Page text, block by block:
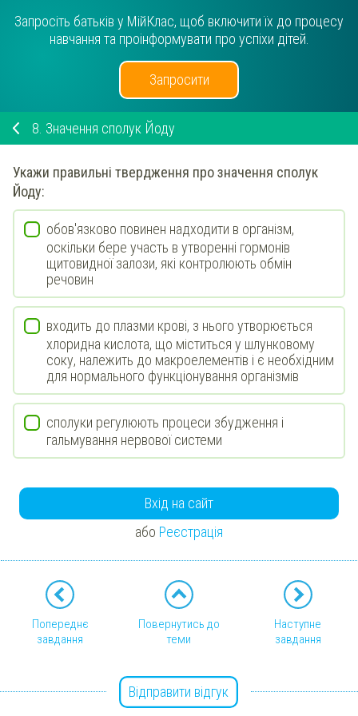
Запросіть батьків у МійКлас, щоб включити їх до процесу
навчання та проінформувати про успіхи дітей.
Запросити
8. Значення сполук Йоду
Укажи правильні твердження про значення сполук
Йоду:
обов'язково повинен надходити в організм,
оскільки бере участь в утворенні гормонів
щитовидної залози, які контролюють обмін
речовин
входить до плазми крові, з нього утворюється
хлоридна кислота, що міститься у шлунковому
соку, належить до макроелементів і є необхідним
для нормального функціонування організмів
сполуки регулюють процеси збудження і
гальмування нервової системи
Вхід на сайт
або Реєстрація
Попереднє
завдання
Повернутись до
теми
Наступне
завдання
Відправити відгук